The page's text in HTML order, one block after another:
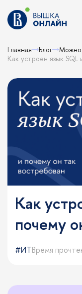
Главная Блог
Можно
Как устроен язык
Как
почему
ИТВремя